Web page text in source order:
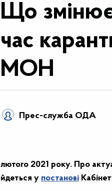
Що
час
МОН
Прес-служба ОДА
лютого 2021 року. Про
йдеться у постанові